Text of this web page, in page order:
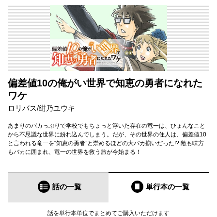
偏差値10の俺がい世界で知恵の勇者になれた
ワケ
ロリバス/紺乃ユウキ
あまりのバカっぷりで学校でもちょっと浮いた存在の竜一は、ひょんなこと
から不思議な世界に紛れ込んでしまう。だが、その世界の住人は、偏差値10
と言われる竜一を“知恵の勇者”と崇めるほどの大バカ揃いだった!? 敵も味方
もバカに囲まれ、竜一の世界を救う旅が今始まる！
話の一覧 単行本の一覧
話を単行本単位でまとめてご購入いただけます